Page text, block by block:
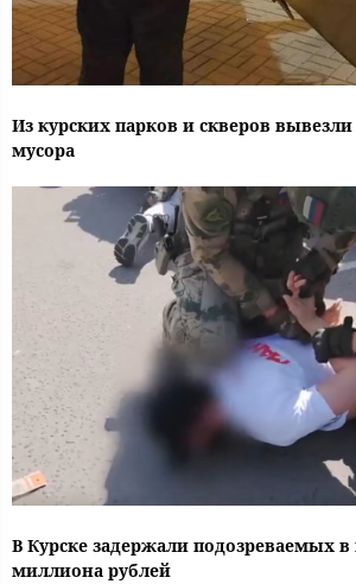
Из курских парков и скверов
мусора
В Курске задержали подозреваемых в
миллиона рублей